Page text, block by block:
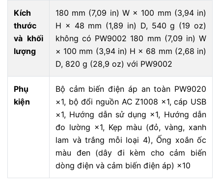
Kích
thước
và khối
lượng
180 mm (7,09 in) W × 100 mm (3,94 in)
H × 48 mm (1,89 in) D, 540 g (19 oz)
không có PW9002 180 mm (7,09 in) W
× 100 mm (3,94 in) H × 68 mm (2,68 in)
D, 820 g (28,9 oz) với PW9002
Phụ
kiện
Bộ cảm biến điện áp an toàn PW9020
×1, bộ đổi nguồn AC Z1008 ×1, cáp USB
×1, Hướng dẫn sử dụng ×1, Hướng dẫn
đo lường ×1, Kẹp màu (đỏ, vàng, xanh
lam và trắng mỗi loại 4), Ống xoắn ốc
màu đen (dây đi kèm cho cảm biến
dòng điện và cảm biến điện áp) ×10